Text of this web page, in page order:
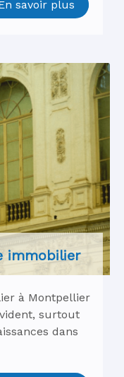
savoir plus
immobilier
à Montpellier
surtout
dans